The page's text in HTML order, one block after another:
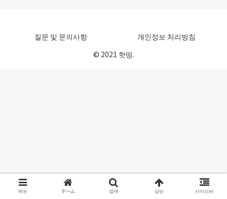
질문 및 문의사항
개인정보 처리방침
© 2021 핫띵.
메뉴 ホーム 검색 상단 사이드바